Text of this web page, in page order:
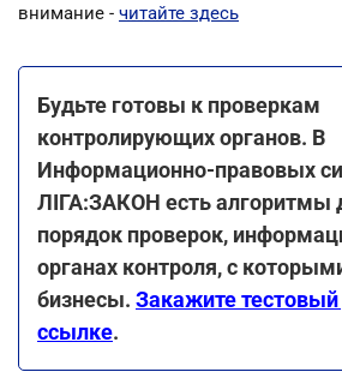
внимание - читайте здесь
Будьте готовы к проверкам
контролирующих органов. В
Информационно-правовых
ЛІГА:ЗАКОН есть алгоритмы
порядок проверок,
органах контроля, с
бизнесы. Закажите тестовый
ссылке.